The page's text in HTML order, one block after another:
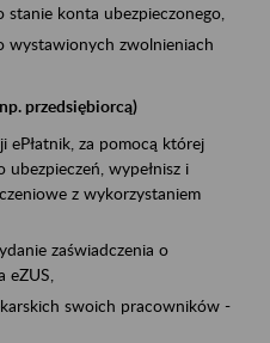
stanie konta ubezpieczonego,
wystawionych zwolnieniach
przedsiębiorcą)
ePłatnik, za pomocą której
ubezpieczeń, wypełnisz i
z wykorzystaniem
zaświadczenia o
eZUS,
swoich pracowników -